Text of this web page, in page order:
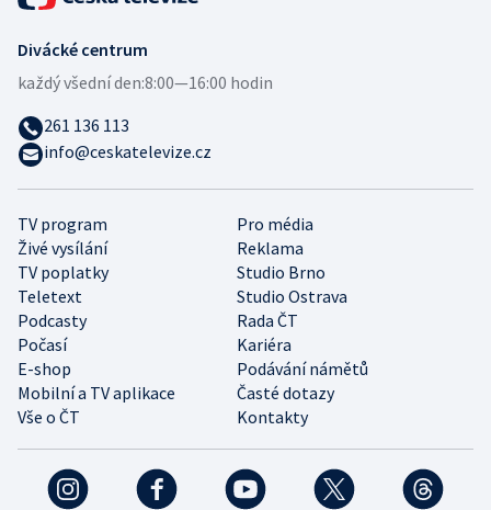
TV program
Pro média
Živé vysílání
Reklama
TV poplatky
Studio Brno
Teletext
Studio Ostrava
Podcasty
Rada ČT
Počasí
Kariéra
E-shop
Podávání námětů
Mobilní a TV aplikace
Časté dotazy
Vše o ČT
Kontakty
Divácké centrum
každý všední den:8:00—16:00 hodin
261 136 113
info@ceskatelevize.cz